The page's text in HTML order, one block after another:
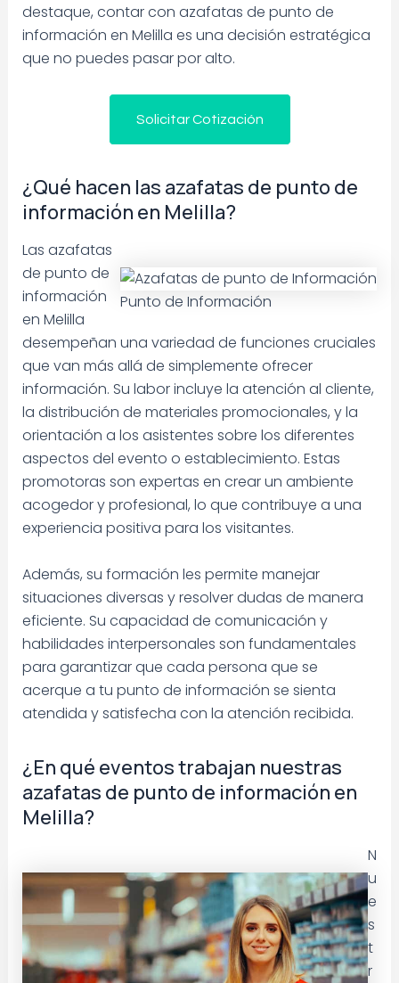
destaque, contar con azafatas de punto de
información en Melilla es una decisión estratégica
que no puedes pasar por alto.
Solicitar Cotización
¿Qué hacen las azafatas de punto de
información en Melilla?
Punto de Información
Las azafatas
de punto de
información
en Melilla
desempeñan una variedad de funciones cruciales
que van más allá de simplemente ofrecer
información. Su labor incluye la atención al cliente,
la distribución de materiales promocionales, y la
orientación a los asistentes sobre los diferentes
aspectos del evento o establecimiento. Estas
promotoras son expertas en crear un ambiente
acogedor y profesional, lo que contribuye a una
experiencia positiva para los visitantes.
Además, su formación les permite manejar
situaciones diversas y resolver dudas de manera
eficiente. Su capacidad de comunicación y
habilidades interpersonales son fundamentales
para garantizar que cada persona que se
acerque a tu punto de información se sienta
atendida y satisfecha con la atención recibida.
¿En qué eventos trabajan nuestras
azafatas de punto de información en
Melilla?
N
u
e
s
t
r